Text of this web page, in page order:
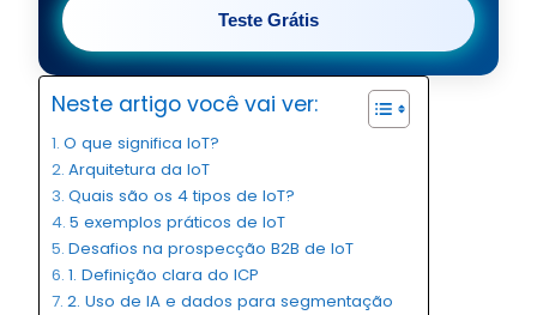
Teste Grátis
Neste artigo você vai ver:
O que significa IoT?
Arquitetura da IoT
Quais são os 4 tipos de IoT?
5 exemplos práticos de IoT
Desafios na prospecção B2B de IoT
1. Definição clara do ICP
2. Uso de IA e dados para segmentação